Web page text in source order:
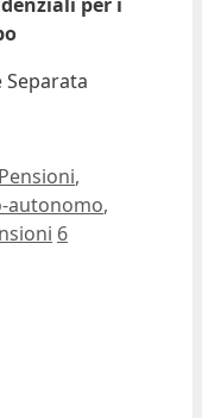
Pensioni,
autonomo,
6